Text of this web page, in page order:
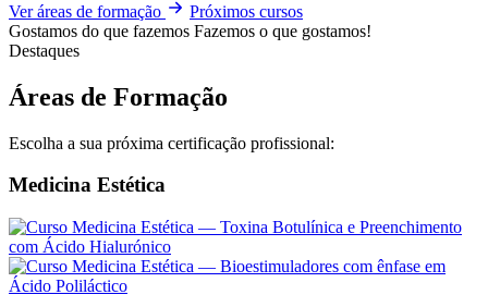
Ver áreas de formação
Próximos cursos
Gostamos do que fazemos Fazemos o que gostamos!
Destaques
Áreas de Formação
Escolha a sua próxima certificação profissional:
Medicina Estética